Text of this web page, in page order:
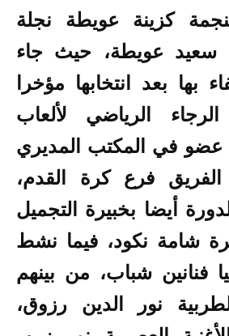
كزينة عويطة نجلة
سعيد عويطة، حيث جاء
بها بعد انتخابها مؤخرا
الرياضي لألعاب
عضو في المكتب المديري
فرع كرة القدم،
أيضا بخبيرة التجميل
شامة نكود، فيما نشط
فنانين شباب، من بينهم
نور الدين رزوق،